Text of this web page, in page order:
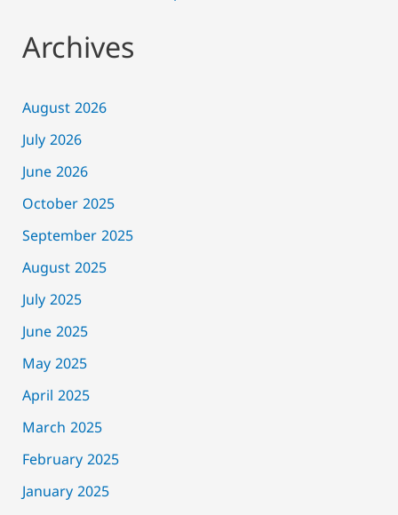
Archives
August 2026
July 2026
June 2026
October 2025
September 2025
August 2025
July 2025
June 2025
May 2025
April 2025
March 2025
February 2025
January 2025